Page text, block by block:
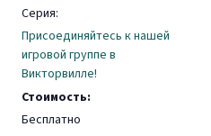
Серия:
Присоединяйтесь к нашей
игровой группе в
Викторвилле!
Стоимость:
Бесплатно